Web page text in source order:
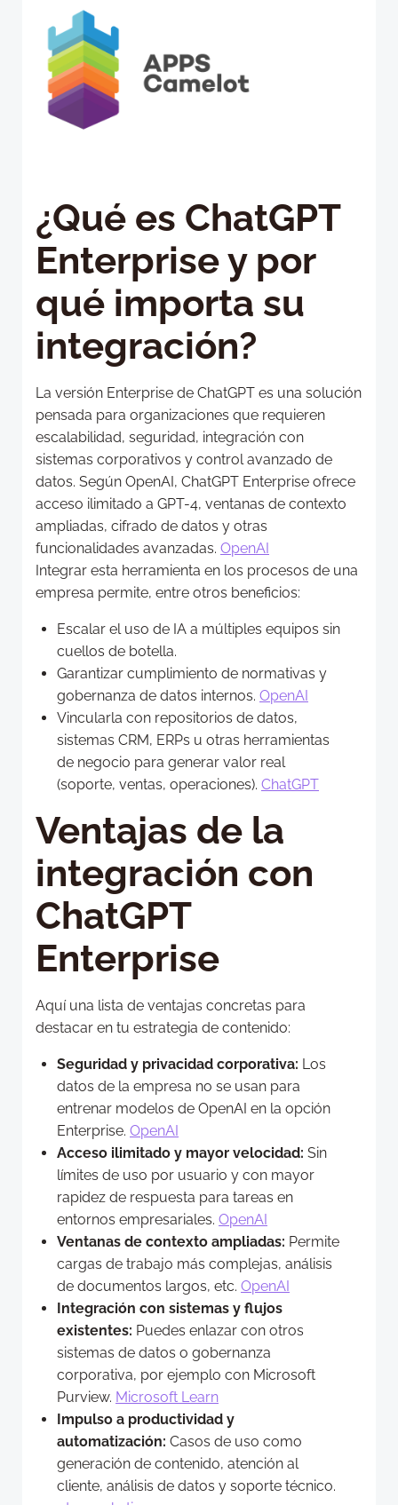
¿Qué es ChatGPT
Enterprise y por
qué importa su
integración?
La versión Enterprise de ChatGPT es una solución
pensada para organizaciones que requieren
escalabilidad, seguridad, integración con
sistemas corporativos y control avanzado de
datos. Según OpenAI, ChatGPT Enterprise ofrece
acceso ilimitado a GPT-4, ventanas de contexto
ampliadas, cifrado de datos y otras
funcionalidades avanzadas. OpenAI
Integrar esta herramienta en los procesos de una
empresa permite, entre otros beneficios:
Escalar el uso de IA a múltiples equipos sin
cuellos de botella.
Garantizar cumplimiento de normativas y
gobernanza de datos internos. OpenAI
Vincularla con repositorios de datos,
sistemas CRM, ERPs u otras herramientas
de negocio para generar valor real
(soporte, ventas, operaciones). ChatGPT
Ventajas de la
integración con
ChatGPT
Enterprise
Aquí una lista de ventajas concretas para
destacar en tu estrategia de contenido:
Seguridad y privacidad corporativa: Los
datos de la empresa no se usan para
entrenar modelos de OpenAI en la opción
Enterprise. OpenAI
Acceso ilimitado y mayor velocidad: Sin
límites de uso por usuario y con mayor
rapidez de respuesta para tareas en
entornos empresariales. OpenAI
Ventanas de contexto ampliadas: Permite
cargas de trabajo más complejas, análisis
de documentos largos, etc. OpenAI
Integración con sistemas y flujos
existentes: Puedes enlazar con otros
sistemas de datos o gobernanza
corporativa, por ejemplo con Microsoft
Purview. Microsoft Learn
Impulso a productividad y
automatización: Casos de uso como
generación de contenido, atención al
cliente, análisis de datos y soporte técnico.